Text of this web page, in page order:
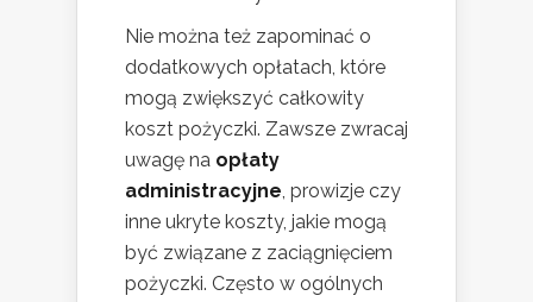
Nie można też zapominać o
dodatkowych opłatach, które
mogą zwiększyć całkowity
koszt pożyczki. Zawsze zwracaj
uwagę na opłaty
administracyjne, prowizje czy
inne ukryte koszty, jakie mogą
być związane z zaciągnięciem
pożyczki. Często w ogólnych